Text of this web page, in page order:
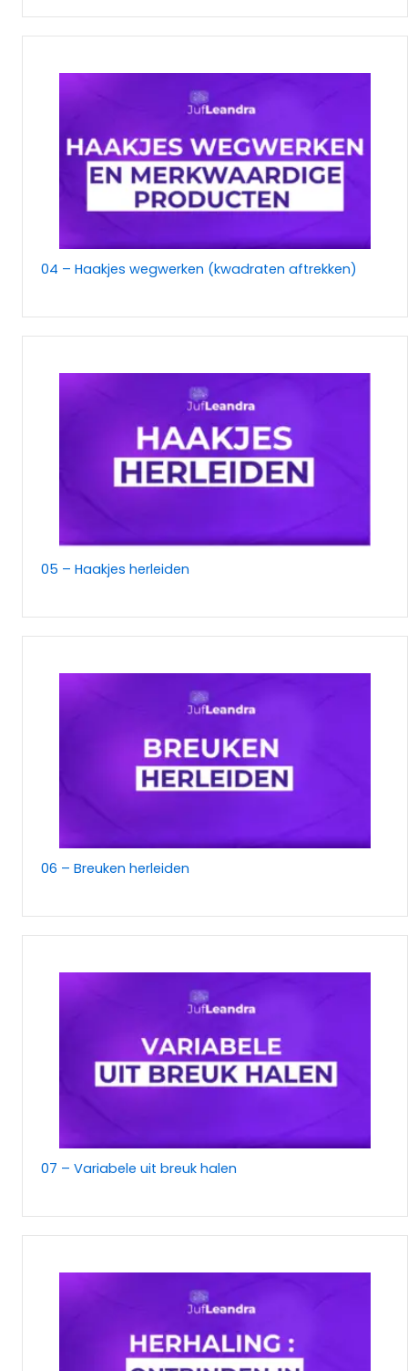
04 – Haakjes wegwerken (kwadraten aftrekken)
05 – Haakjes herleiden
06 – Breuken herleiden
07 – Variabele uit breuk halen